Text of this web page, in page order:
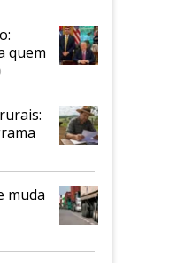
quem
muda